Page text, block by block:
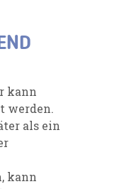
kann
werden.
als ein
kann